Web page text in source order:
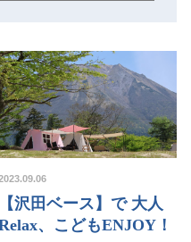
ジ・ログハウス
観光地に近い
わせ
【沢田ベース】で 大人
、こどもENJOY！